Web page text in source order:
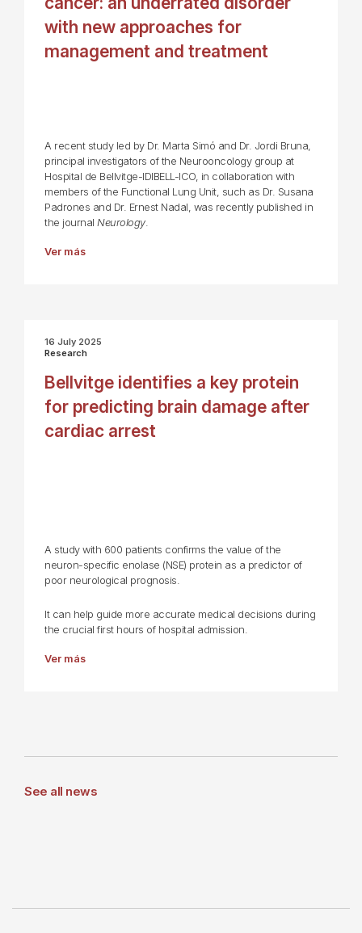
with new approaches for
management and treatment
A recent study led by Dr. Marta Simó and Dr. Jordi Bruna,
principal investigators of the Neurooncology group at
Hospital de Bellvitge-IDIBELL-ICO, in collaboration with
members of the Functional Lung Unit, such as Dr. Susana
Padrones and Dr. Ernest Nadal, was recently published in
the journal Neurology.
Ver más
16 July 2025
Research
Bellvitge identifies a key protein
for predicting brain damage after
cardiac arrest
A study with 600 patients confirms the value of the
neuron-specific enolase (NSE) protein as a predictor of
poor neurological prognosis.
It can help guide more accurate medical decisions during
the crucial first hours of hospital admission.
Ver más
See all news